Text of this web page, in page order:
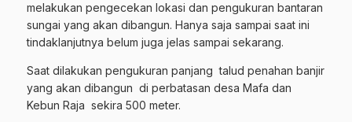
melakukan pengecekan lokasi dan pengukuran bantaran
sungai yang akan dibangun. Hanya saja sampai saat ini
tindaklanjutnya belum juga jelas sampai sekarang.
Saat dilakukan pengukuran panjang talud penahan banjir
yang akan dibangun di perbatasan desa Mafa dan
Kebun Raja sekira 500 meter.